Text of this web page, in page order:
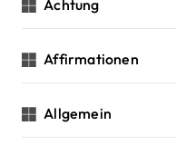
t
i
o
Achtung
Affirmationen
Allgemein